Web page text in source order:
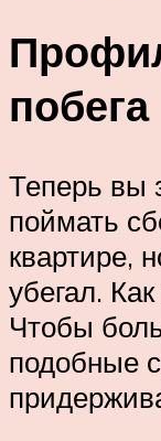
побега
Теперь вы
поймать
квартире,
убегал.
Чтобы
подобные